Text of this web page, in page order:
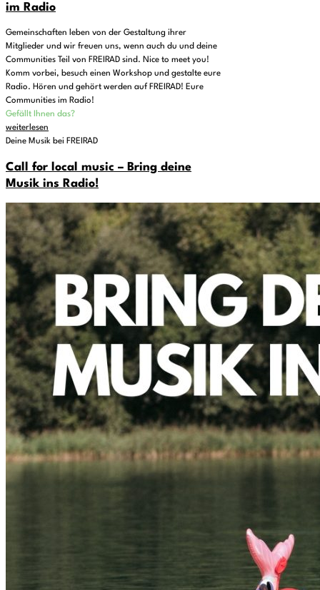
im Radio
Gemeinschaften leben von der Gestaltung ihrer
Mitglieder und wir freuen uns, wenn auch du und deine
Communities Teil von FREIRAD sind. Nice to meet you!
Komm vorbei, besuch einen Workshop und gestalte eure
Radio. Hören und gehört werden auf FREIRAD! Eure
Communities im Radio!
Gefällt Ihnen das?
weiterlesen
Deine Musik bei FREIRAD
Call for local music – Bring deine
Musik ins Radio!